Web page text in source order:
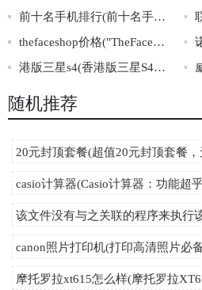
前十名手机排行(前十名手机排行榜大揭秘，这些手机值不值得入手？)
thefaceshop价格("TheFaceShop产品价格一览：如何选购最划算的护肤品？")
港版三星s4(香港版三星S4手机介绍及详细参数解析)
随机推荐
20元封顶套餐(超值20元封顶套餐
casio计算器(Casio计算器：功能超
canon照片打印机(打印高清照片必
摩托罗拉xt615怎么样(摩托罗拉